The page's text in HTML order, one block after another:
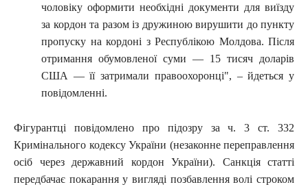
чоловіку оформити необхідні документи для виїзду
за кордон та разом із дружиною вирушити до пункту
пропуску на кордоні з Республікою Молдова. Після
отримання обумовленої суми — 15 тисяч доларів
США — її затримали правоохоронці", – йдеться у
повідомленні.
Фігурантці повідомлено про підозру за ч. 3 ст. 332
Кримінального кодексу України (незаконне переправлення
осіб через державний кордон України). Санкція статті
передбачає покарання у вигляді позбавлення волі строком